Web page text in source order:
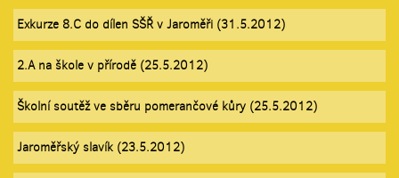
Exkurze 8.C do dílen SŠŘ v Jaroměři (31.5.2012)
2.A na škole v přírodě (25.5.2012)
Školní soutěž ve sběru pomerančové kůry (25.5.2012)
Jaroměřský slavík (23.5.2012)